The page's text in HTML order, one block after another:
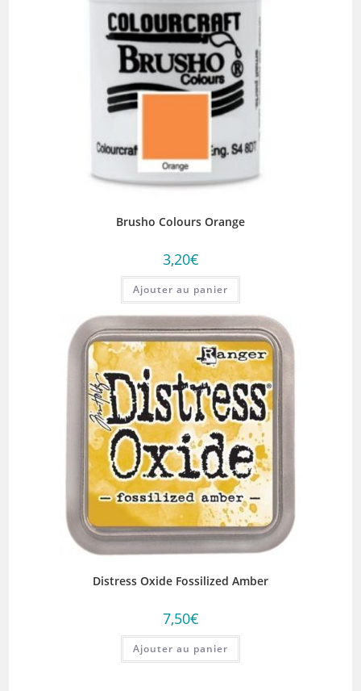
Brusho Colours Orange
3,20€
Ajouter au panier
Distress Oxide Fossilized Amber
7,50€
Ajouter au panier